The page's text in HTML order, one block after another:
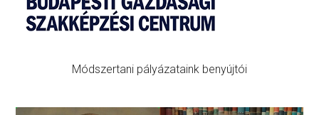
Módszertani pályázataink benyújtói